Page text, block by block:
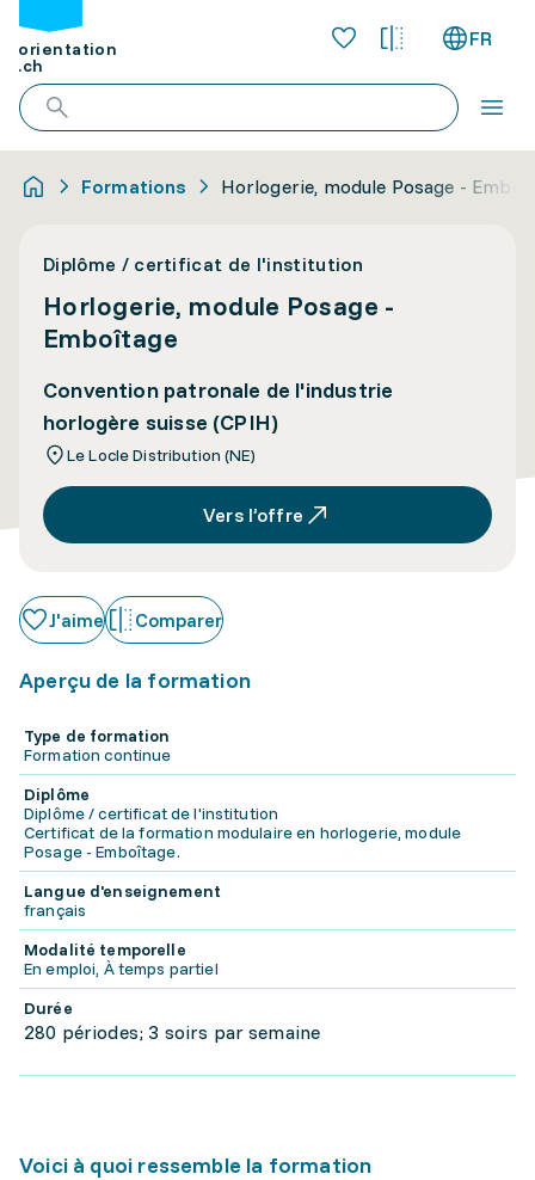
orientation
.ch
FR
Formations Horlogerie, module Posage -
Diplôme / certificat de l'institution
Horlogerie, module Posage -
Emboîtage
Convention patronale de l'industrie
horlogère suisse (CPIH)
Le Locle Distribution (NE)
Vers l’offre
J'aime Comparer
Aperçu de la formation
Type de formation
Formation continue
Diplôme
Diplôme / certificat de l'institution
Certificat de la formation modulaire en horlogerie, module
Posage - Emboîtage.
Langue d'enseignement
français
Modalité temporelle
En emploi, À temps partiel
Durée
280 périodes; 3 soirs par semaine
Voici à quoi ressemble la formation